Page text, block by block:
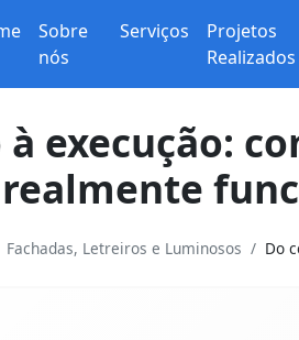
Sobre
nós
Serviços
Projetos
Realizados
à execução:
realmente
Fachadas, Letreiros e Luminosos Do